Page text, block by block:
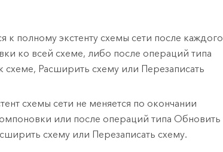
к полному экстенту схемы сети после каждого
ко всей схеме, либо после операций типа
Расширить схему или Перезаписать
схемы сети не меняется по окончании
или после операций типа Обновить
схему или Перезаписать схему.